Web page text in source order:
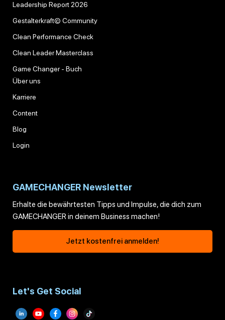
Leadership Report 2026
Gestalterkraft© Community
Clean Performance Check
Clean Leader Masterclass
Game Changer - Buch
Über uns
Karriere
Content
Blog
Login
GAMECHANGER Newsletter
Erhalte die bewährtesten Tipps und Impulse, die dich zum
GAMECHANGER in deinem Business machen!
Jetzt kostenfrei anmelden!
Let's Get Social